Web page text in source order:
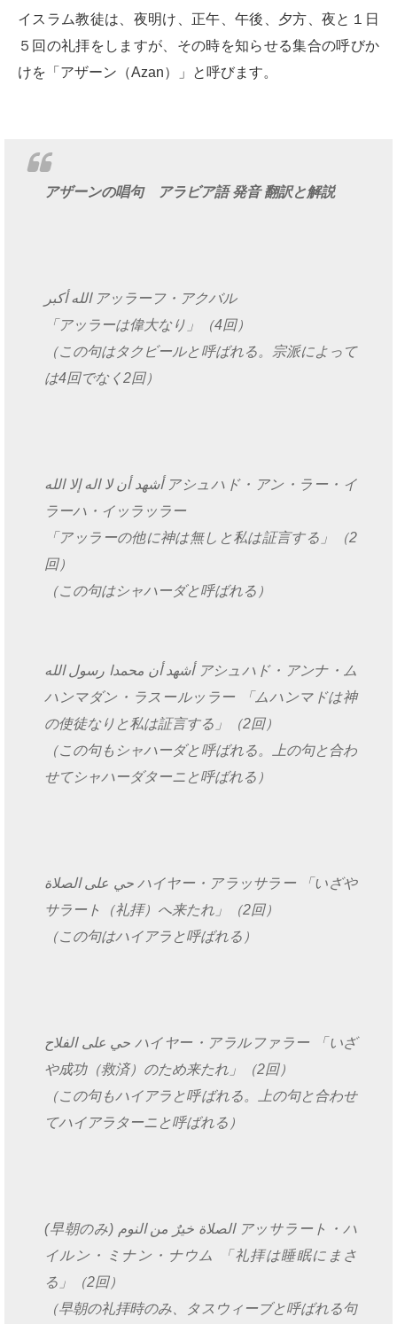
イスラム教徒は、夜明け、正午、午後、夕方、夜と１日
５回の礼拝をしますが、その時を知らせる集合の呼びか
けを「アザーン（Azan）」と呼びます。
アザーンの唱句 アラビア語 発音 翻訳と解説
الله أكبر アッラーフ・アクバル
「アッラーは偉大なり」（4回）
（この句はタクビールと呼ばれる。宗派によって
は4回でなく2回）
أشهد أن لا اله إلا الله アシュハド・アン・ラー・イ
ラーハ・イッラッラー
「アッラーの他に神は無しと私は証言する」（2
回）
（この句はシャハーダと呼ばれる）
أشهد أن محمدا رسول الله アシュハド・アンナ・ム
ハンマダン・ラスールッラー 「ムハンマドは神
の使徒なりと私は証言する」（2回）
（この句もシャハーダと呼ばれる。上の句と合わ
せてシャハーダターニと呼ばれる）
حي على الصلاة ハイヤー・アラッサラー 「いざや
サラート（礼拝）へ来たれ」（2回）
（この句はハイアラと呼ばれる）
حي على الفلاح ハイヤー・アラルファラー 「いざ
や成功（救済）のため来たれ」（2回）
（この句もハイアラと呼ばれる。上の句と合わせ
てハイアラターニと呼ばれる）
(早朝のみ) الصلاة خيرٌ من النوم アッサラート・ハ
イルン・ミナン・ナウム 「礼拝は睡眠にまさ
る」（2回）
（早朝の礼拝時のみ、タスウィーブと呼ばれる句